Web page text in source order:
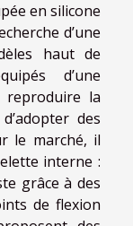
en silicone
d’une
haut de
d’une
reproduire la
des
le marché, il
interne :
grâce à des
de flexion